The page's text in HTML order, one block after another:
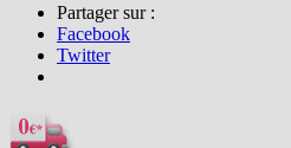
Partager sur :
Facebook
Twitter